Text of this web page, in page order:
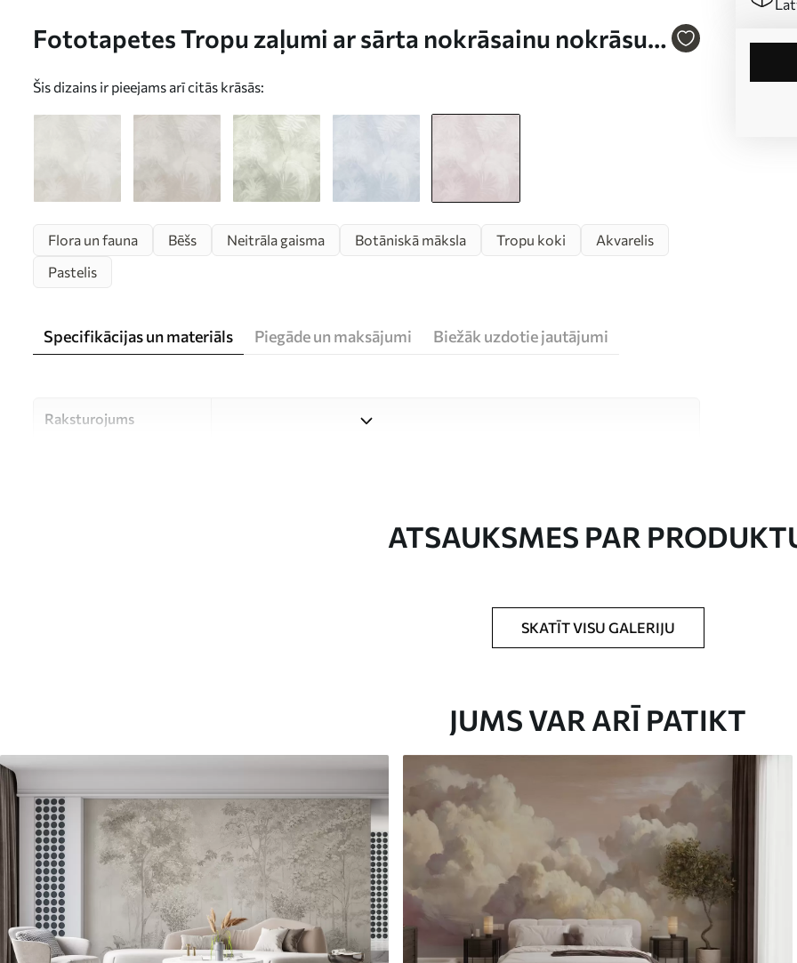
Fototapetes Tropu zaļumi ar sārta nokrāsainu nokrāsu
ar grunge efektu Nr. w02737v4
Šis dizains ir pieejams arī citās krāsās:
Flora un fauna Bēšs Neitrāla gaisma Botāniskā māksla Tropu koki
Akvarelis
Pastelis
Specifikācijas un materiāls Piegāde un maksājumi Biežāk uzdotie jautājumi
Raksturojums
Jūs varat pievienot lakas pārklājumu un/vai tapešu līmi.
Tapetes var viegli notīrīt ar mīkstu sūkli. Tapetes ar lakas pārklājumu var
tīrīt ar ūdeni.
Piemērošanas metode Viengabala lietojums
Pieejamie materiāli
Standarts Premium
ATSAUKSMES PAR
SKATĪT VISU GALERIJU
JUMS VAR ARĪ PATIKT